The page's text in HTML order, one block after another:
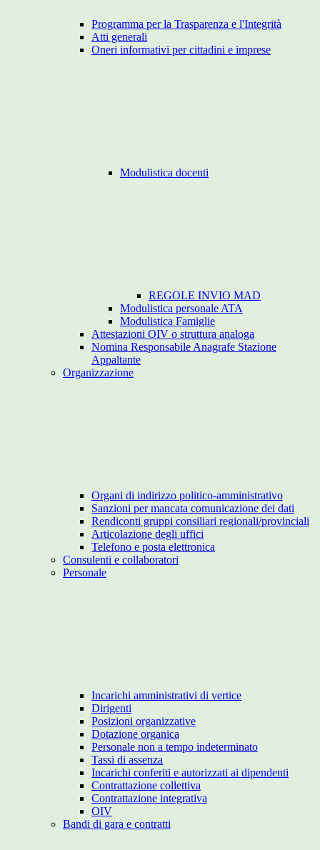
Programma per la Trasparenza e l'Integrità
Atti generali
Oneri informativi per cittadini e imprese
Modulistica docenti
REGOLE INVIO MAD
Modulistica personale ATA
Modulistica Famiglie
Attestazioni OIV o struttura analoga
Nomina Responsabile Anagrafe Stazione
Appaltante
Organizzazione
Organi di indirizzo politico-amministrativo
Sanzioni per mancata comunicazione dei dati
Rendiconti gruppi consiliari regionali/provinciali
Articolazione degli uffici
Telefono e posta elettronica
Consulenti e collaboratori
Personale
Incarichi amministrativi di vertice
Dirigenti
Posizioni organizzative
Dotazione organica
Personale non a tempo indeterminato
Tassi di assenza
Incarichi conferiti e autorizzati ai dipendenti
Contrattazione collettiva
Contrattazione integrativa
OIV
Bandi di gara e contratti